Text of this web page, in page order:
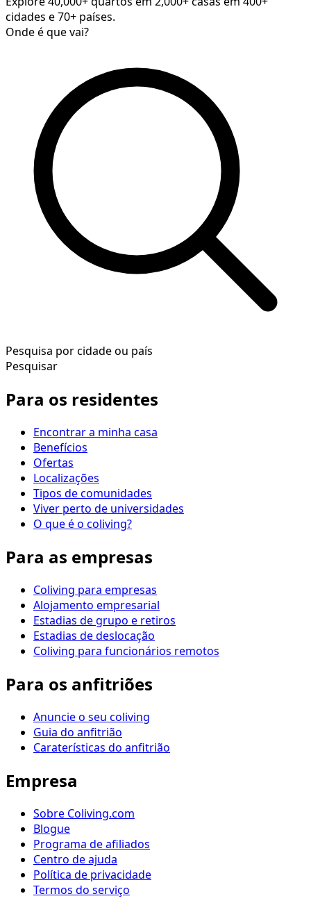
cidades e 70+ países.
Onde é que vai?
Pesquisa por cidade ou país
Pesquisar
Para os residentes
Encontrar a minha casa
Benefícios
Ofertas
Localizações
Tipos de comunidades
Viver perto de universidades
O que é o coliving?
Para as empresas
Coliving para empresas
Alojamento empresarial
Estadias de grupo e retiros
Estadias de deslocação
Coliving para funcionários remotos
Para os anfitriões
Anuncie o seu coliving
Guia do anfitrião
Caraterísticas do anfitrião
Empresa
Sobre Coliving.com
Blogue
Programa de afiliados
Centro de ajuda
Política de privacidade
Termos do serviço